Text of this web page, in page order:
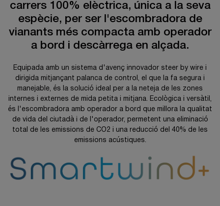
carrers 100% elèctrica, única a la seva
espècie, per ser l'escombradora de
vianants més compacta amb operador
a bord i descàrrega en alçada.
Equipada amb un sistema d'avenç innovador steer by wire i
dirigida mitjançant palanca de control, el que la fa segura i
manejable, és la solució ideal per a la neteja de les zones
internes i externes de mida petita i mitjana. Ecològica i versàtil,
és l'escombradora amb operador a bord que millora la qualitat
de vida del ciutadà i de l'operador, permetent una eliminació
total de les emissions de CO2 i una reducció del 40% de les
emissions acústiques.